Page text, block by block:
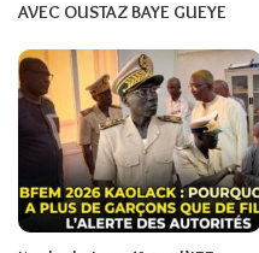
AVEC OUSTAZ BAYE GUEYE